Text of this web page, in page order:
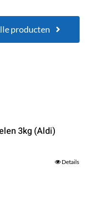
producten
3kg (Aldi)
Details